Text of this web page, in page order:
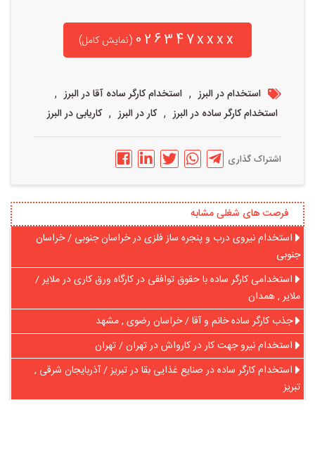
026347xxxx (نمایش کامل)
استخدام در البرز , استخدام کارگر ساده آقا در البرز ,
استخدام کارگر ساده در البرز , کار در البرز , کاریابی در البرز
اشتراک گذاری
فرصت های شغلی مشابه
استخدام نیروی درب و پنجره ساز فلزی در خراسان جنوبی / خراسان
جنوبی
استخدامی کارگر ساده با حقوق توافقی در کارگاه ورق کاری در ملایر /
ملایر , همدان
جذب کارگر ساده خانم و آقا / خراسان رضوی , مشهد
استخدام نیرو جهت کار در کارواش در تهران / تهران
استخدام کارگر ساده در صنایع غذایی بقا در تبریز / آذربایجان شرقی ,
تبریز